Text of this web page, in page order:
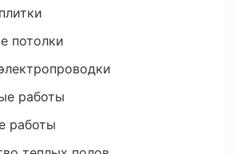
потолки
работы
работы